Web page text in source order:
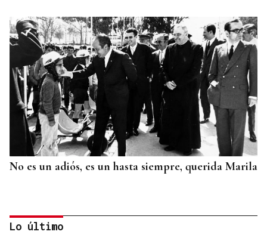
No es un adiós, es un hasta siempre, querida Marila
Lo último